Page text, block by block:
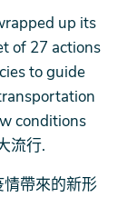
up its
of 27 actions
to guide
conditions
流行.
帶來的新形